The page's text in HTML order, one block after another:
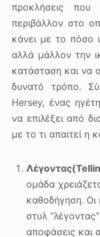
προκλήσεις
περιβάλλον στο
κάνει με το πόσο
αλλά μάλλον την
κατάσταση και να
δυνατό τρόπο.
Hersey, ένας
να επιλέξει από
με το τι απαιτεί η
ομάδα
καθοδήγηση. Οι
στυλ
αποφάσεις και